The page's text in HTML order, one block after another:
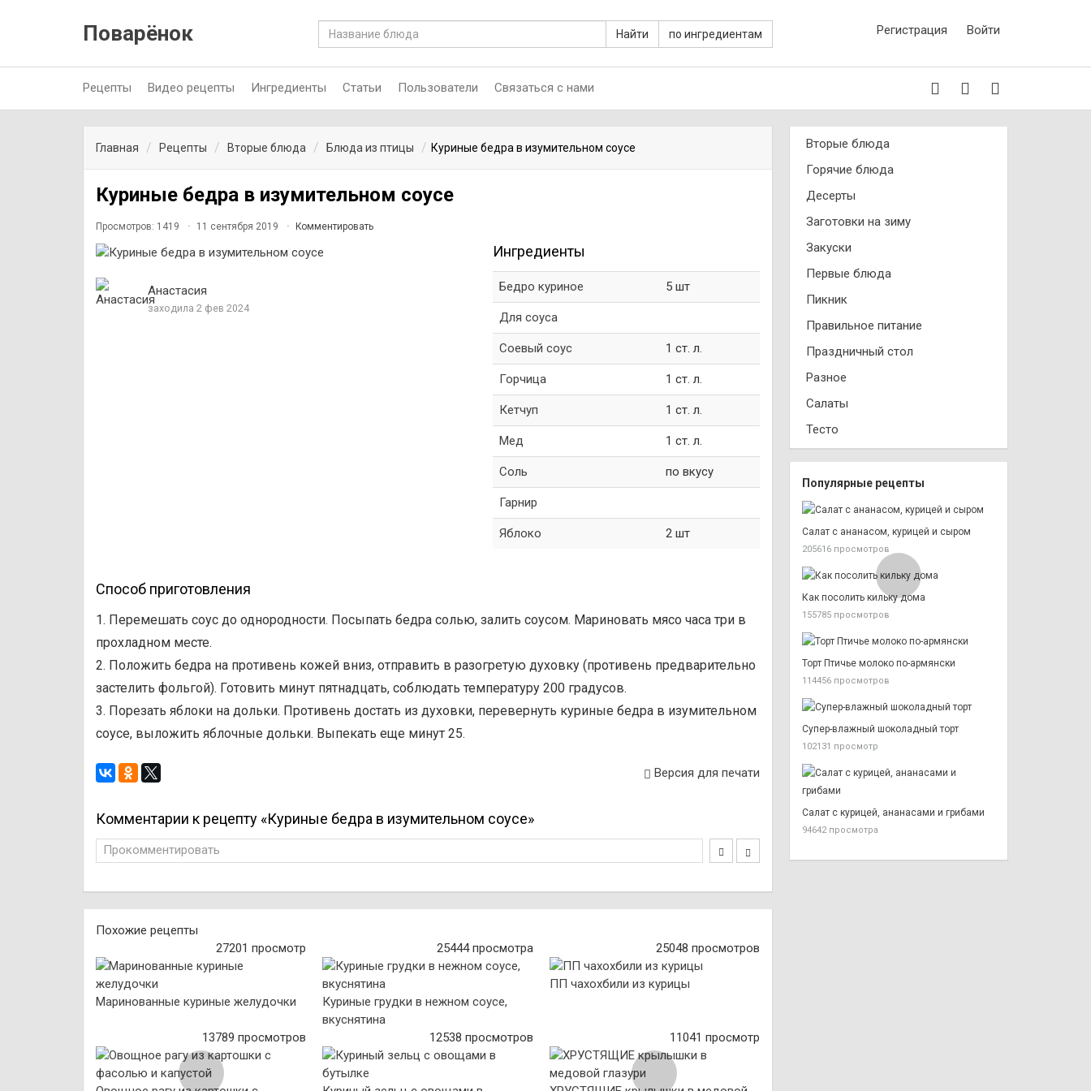
Поварёнок Найти по ингредиентам Регистрация Войти
Рецепты Видео рецепты Ингредиенты Статьи Пользователи Связаться с нами
Главная Рецепты Вторые блюда Блюда из птицы Куриные бедра в изумительном соусе
Куриные бедра в изумительном соусе
Просмотров: 1419 11 сентября 2019 Комментировать
Анастасия
заходила 2 фев 2024
Ингредиенты
Бедро куриное 5 шт
Для соуса
Соевый соус 1 ст. л.
Горчица 1 ст. л.
Кетчуп 1 ст. л.
Мед 1 ст. л.
Соль по вкусу
Гарнир
Яблоко 2 шт
Способ приготовления
1. Перемешать соус до однородности. Посыпать бедра солью, залить соусом. Мариновать мясо часа три в
прохладном месте.
2. Положить бедра на противень кожей вниз, отправить в разогретую духовку (противень предварительно
застелить фольгой). Готовить минут пятнадцать, соблюдать температуру 200 градусов.
3. Порезать яблоки на дольки. Противень достать из духовки, перевернуть куриные бедра в изумительном
соусе, выложить яблочные дольки. Выпекать еще минут 25.
Версия для печати
Комментарии к рецепту «Куриные бедра в изумительном соусе»
Прокомментировать
Похожие рецепты
27201 просмотр
Маринованные куриные желудочки
25444 просмотра
Куриные грудки в нежном соусе,
вкуснятина
25048 просмотров
ПП чахохбили из курицы
13789 просмотров 12538 просмотров 11041 просмотр
Вторые блюда
Горячие блюда
Десерты
Заготовки на зиму
Закуски
Первые блюда
Пикник
Правильное питание
Праздничный стол
Разное
Салаты
Тесто
Популярные рецепты
Салат с ананасом, курицей и сыром
205616 просмотров
Как посолить кильку дома
155785 просмотров
Торт Птичье молоко по-армянски
114456 просмотров
Супер-влажный шоколадный торт
102131 просмотр
Салат с курицей, ананасами и грибами
94642 просмотра